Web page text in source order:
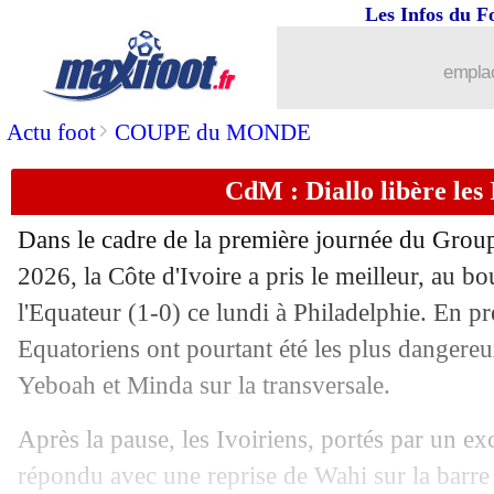
Actu foot> COUPE du MONDE
Les Infos du
CdM : Diallo libère les
Dans le cadre de la première journée du
2026, la Côte d'Ivoire a pris le meilleur, au
l'Equateur (1-0) ce lundi à Philadelphie. En
Equatoriens ont pourtant été les plus
Yeboah et Minda sur la transversale.
Après la pause, les Ivoiriens, portés par un
répondu avec une reprise de Wahi sur la
: Diomandé veut
15/06 PHOTOS: les larmes d'Advocaat
15/06 Auxerre: Mamoudou Cissokho
: Khedira va aussi faire son
15/06 Milan: Amorim a bien été choisi
15/06 EdF: Pogba juge la pression sur
15/06 Bayern: c'est bouclé pour Saibari
15/06 Chelsea : Cucurella vendu 60 M€ au